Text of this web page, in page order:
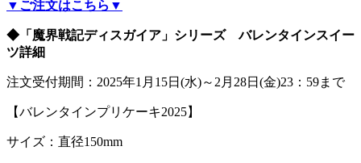
▼ご注文はこちら▼
◆「魔界戦記ディスガイア」シリーズ バレンタインスイー
ツ詳細
注文受付期間：2025年1月15日(水)～2月28日(金)23：59まで
【バレンタインプリケーキ2025】
サイズ：直径150mm